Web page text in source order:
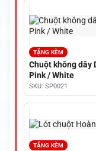
TẶNG KÈM
Chuột không dây
Pink / White
SKU: SP0021
TẶNG KÈM